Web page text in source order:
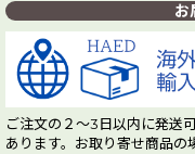
お
ご注文の２～3日以内に発送
あります。お取り寄せ商品の